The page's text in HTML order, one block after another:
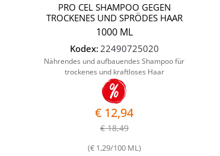
PRO CEL SHAMPOO GEGEN
TROCKENES UND SPRÖDES HAAR
1000 ML
Kodex: 22490725020
Nährendes und aufbauendes Shampoo für
trockenes und kraftloses Haar
€ 18,49
€ 12,94
(€ 1,29/100 ML)